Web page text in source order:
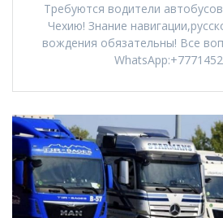
Требуются водители
Чехию! Знание
вождения обязательны! Все